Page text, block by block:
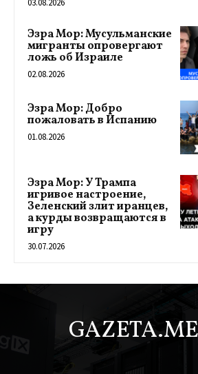
03.08.2026
Эзра Мор: Мусульманские
мигранты опровергают
ложь об Израиле
02.08.2026
Эзра Мор: Добро
пожаловать в Испанию
01.08.2026
Эзра Мор: У Трампа
игривое настроение,
Зеленский злит иранцев,
а курды возвращаются в
игру
30.07.2026